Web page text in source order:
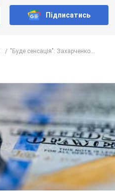
Підписатись
"Буде сенсація": Захарченко...